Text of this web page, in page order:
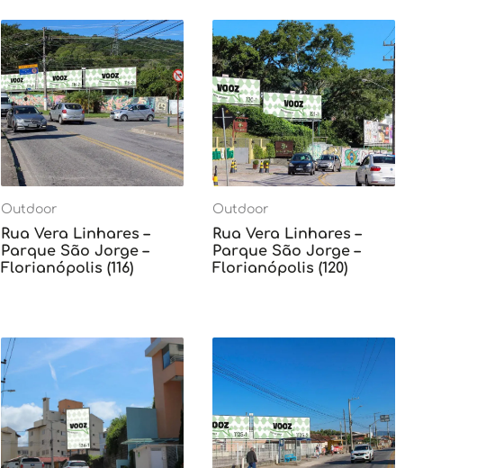
Outdoor
Rua Vera Linhares –
Parque São Jorge –
Florianópolis (116)
Outdoor
Rua Vera Linhares –
Parque São Jorge –
Florianópolis (120)